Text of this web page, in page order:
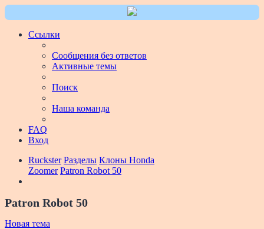
Ссылки
Сообщения без ответов
Активные темы
Поиск
Наша команда
FAQ
Вход
Ruckster Разделы Клоны Honda
Zoomer Patron Robot 50
Patron Robot 50
Новая тема